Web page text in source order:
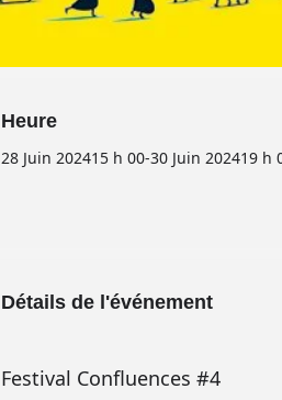
Heure
28 Juin 202415 h 00-30 Juin 202419 h
Détails de l'événement
Festival Confluences #4